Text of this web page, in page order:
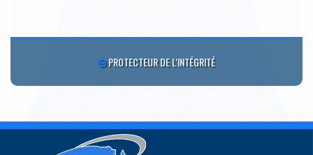
PROTECTEUR DE L'INTÉGRITÉ